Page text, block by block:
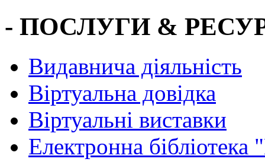
- ПОСЛУГИ &
Видавнича діяльність
Віртуальна довідка
Віртуальні виставки
Електронна